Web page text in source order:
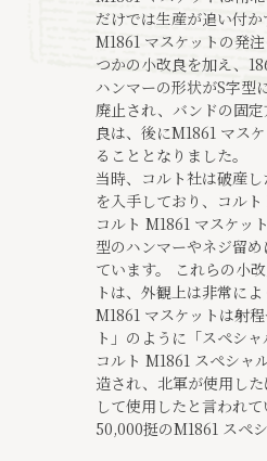
だけでは生産が追い付
M1861 マスケットの発
つかの小改良を加え、
ハンマーの形状がS字型
廃止され、バンドの固
良は、後にM1861 マス
ることとなりました。
当時、コルト社は破産
を入手しており、コル
コルト M1861 マスケッ
型のハンマーやネジ留
ています。 これらの小
トは、外観上は非常に
M1861 マスケットは射
ト」のように「スペシ
コルト M1861 スペシャ
造され、北軍が使用し
して使用したと言われ
50,000挺のM1861 スペ